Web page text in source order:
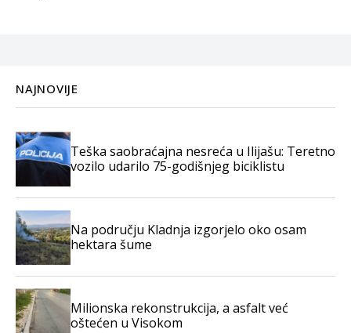
NAJNOVIJE
Teška saobraćajna nesreća u Ilijašu: Teretno
vozilo udarilo 75-godišnjeg biciklistu
Na području Kladnja izgorjelo oko osam
hektara šume
Milionska rekonstrukcija, a asfalt već
oštećen u Visokom